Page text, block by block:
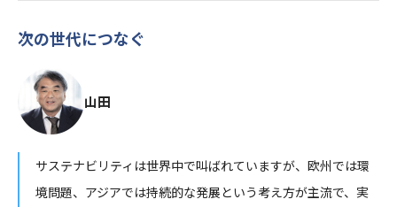
次の世代につなぐ
山田
サステナビリティは世界中で叫ばれていますが、欧州では環
境問題、アジアでは持続的な発展という考え方が主流で、実